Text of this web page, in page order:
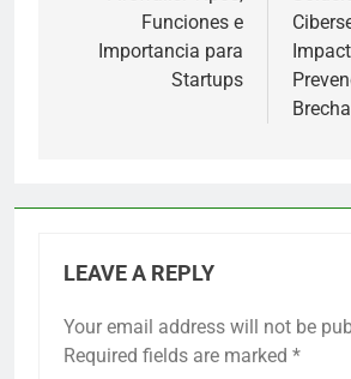
Funciones e
Importancia para
Startups
LEAVE A REPLY
Your email address will not be
Required fields are marked *